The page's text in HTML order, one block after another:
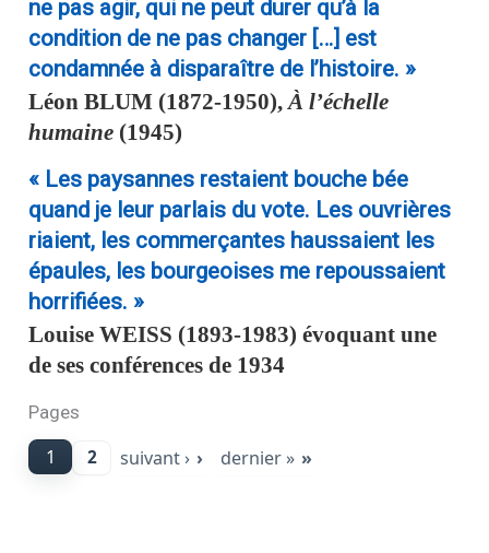
ne pas agir, qui ne peut durer qu’à la
condition de ne pas changer […] est
condamnée à disparaître de l’histoire. »
LéonBLUM (1872-1950),À l’échelle
humaine (1945)
« Les paysannes restaient bouche bée
quand je leur parlais du vote. Les ouvrières
riaient, les commerçantes haussaient les
épaules, les bourgeoises me repoussaient
horrifiées. »
LouiseWEISS (1893-1983) évoquant une
de ses conférences de 1934
Pages
1 2 suivant › dernier »